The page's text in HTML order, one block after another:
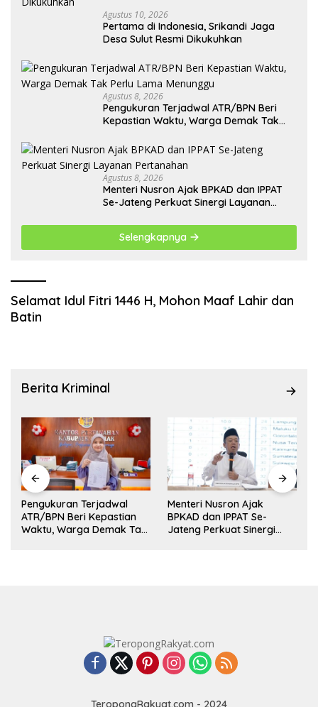
Agustus 10, 2026
Pertama di Indonesia, Srikandi Jaga
Desa Sulut Resmi Dikukuhkan
Agustus 8, 2026
Pengukuran Terjadwal ATR/BPN Beri
Kepastian Waktu, Warga Demak Tak
Agustus 8, 2026
Menteri Nusron Ajak BPKAD dan IPPAT
Se-Jateng Perkuat Sinergi Layanan
Selengkapnya
Selamat Idul Fitri 1446 H, Mohon Maaf Lahir dan
Batin
Berita Kriminal
Pengukuran Terjadwal
ATR/BPN Beri Kepastian
Waktu, Warga Demak Tak
Menteri Nusron Ajak
BPKAD dan IPPAT Se-
Jateng Perkuat Sinergi
TeropongRakyat.com - 2024